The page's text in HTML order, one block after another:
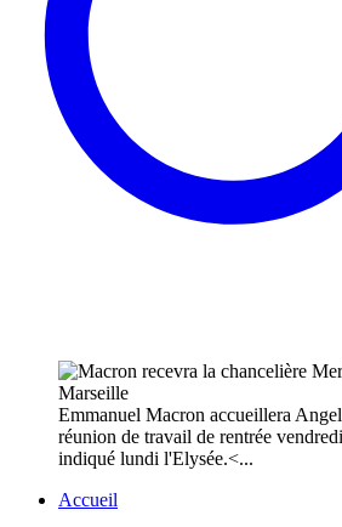
Emmanuel Macron accueillera
réunion de travail de rentrée
indiqué lundi l'Elysée.<...
Accueil